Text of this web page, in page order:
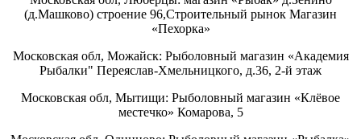
(д.Машково) строение 96,Строительный рынок Магазин
«Пехорка»
Московская обл, Можайск: Рыболовный магазин «Академия
Рыбалки" Переяслав-Хмельницкого, д.36, 2-й этаж
Московская обл, Мытищи: Рыболовный магазин «Клёвое
местечко» Комарова, 5